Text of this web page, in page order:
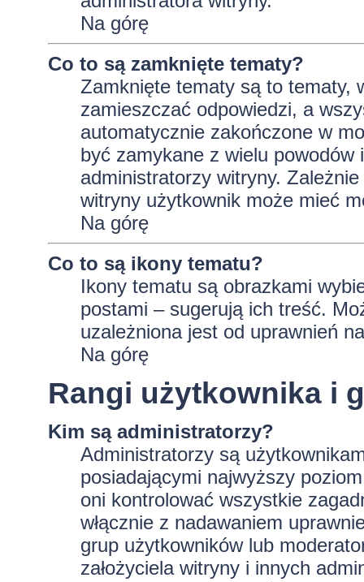
Na górę
Co to są zamknięte tematy?
Zamknięte tematy są to tematy,
zamieszczać odpowiedzi, a
automatycznie zakończone w
być zamykane z wielu
administratorzy witryny.
witryny użytkownik może mieć
Na górę
Co to są ikony tematu?
Ikony tematu są obrazkami
postami – sugerują ich treść.
uzależniona jest od uprawnień
Na górę
Rangi użytkownika i
Kim są administratorzy?
Administratorzy są
posiadającymi najwyższy
oni kontrolować wszystkie
włącznie z nadawaniem
grup użytkowników lub
założyciela witryny i innych